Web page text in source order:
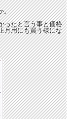
。
ったと言う事と価格
月用にも買う様にな